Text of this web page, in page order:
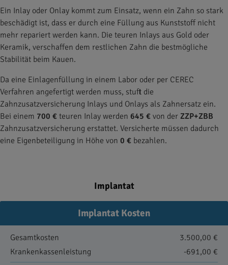
Ein Inlay oder Onlay kommt zum Einsatz, wenn ein Zahn so stark
beschädigt ist, dass er durch eine Füllung aus Kunststoff nicht
mehr repariert werden kann. Die teuren Inlays aus Gold oder
Keramik, verschaffen dem restlichen Zahn die bestmögliche
Stabilität beim Kauen.
Da eine Einlagenfüllung in einem Labor oder per CEREC
Verfahren angefertigt werden muss, stuft die
Zahnzusatzversicherung Inlays und Onlays als Zahnersatz ein.
Bei einem 700 € teuren Inlay werden 645 € von der ZZP+ZBB
Zahnzusatzversicherung erstattet. Versicherte müssen dadurch
eine Eigenbeteiligung in Höhe von 0 € bezahlen.
Implantat
Implantat Kosten
Gesamtkosten
3.500,00 €
Krankenkassenleistung
-691,00 €